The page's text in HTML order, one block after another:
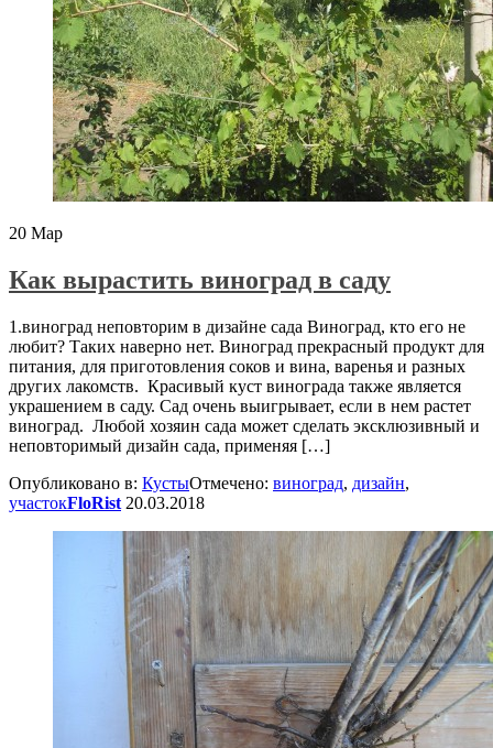
20 Мар
Как вырастить виноград в саду
1.виноград неповторим в дизайне сада Виноград, кто его не
любит? Таких наверно нет. Виноград прекрасный продукт для
питания, для приготовления соков и вина, варенья и разных
других лакомств. Красивый куст винограда также является
украшением в саду. Сад очень выигрывает, если в нем растет
виноград. Любой хозяин сада может сделать эксклюзивный и
неповторимый дизайн сада, применяя […]
Опубликовано в: КустыОтмечено: виноград, дизайн,
участокFloRist 20.03.2018